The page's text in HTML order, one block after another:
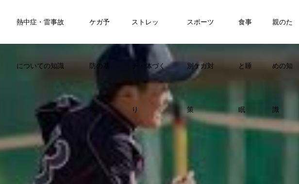
熱中症・雷事故
についての知識
ケガ予
防の基
ストレッ
チ・体づく
り
スポーツ
別ケガ対
策
食事
と睡
眠
親のた
めの知
識